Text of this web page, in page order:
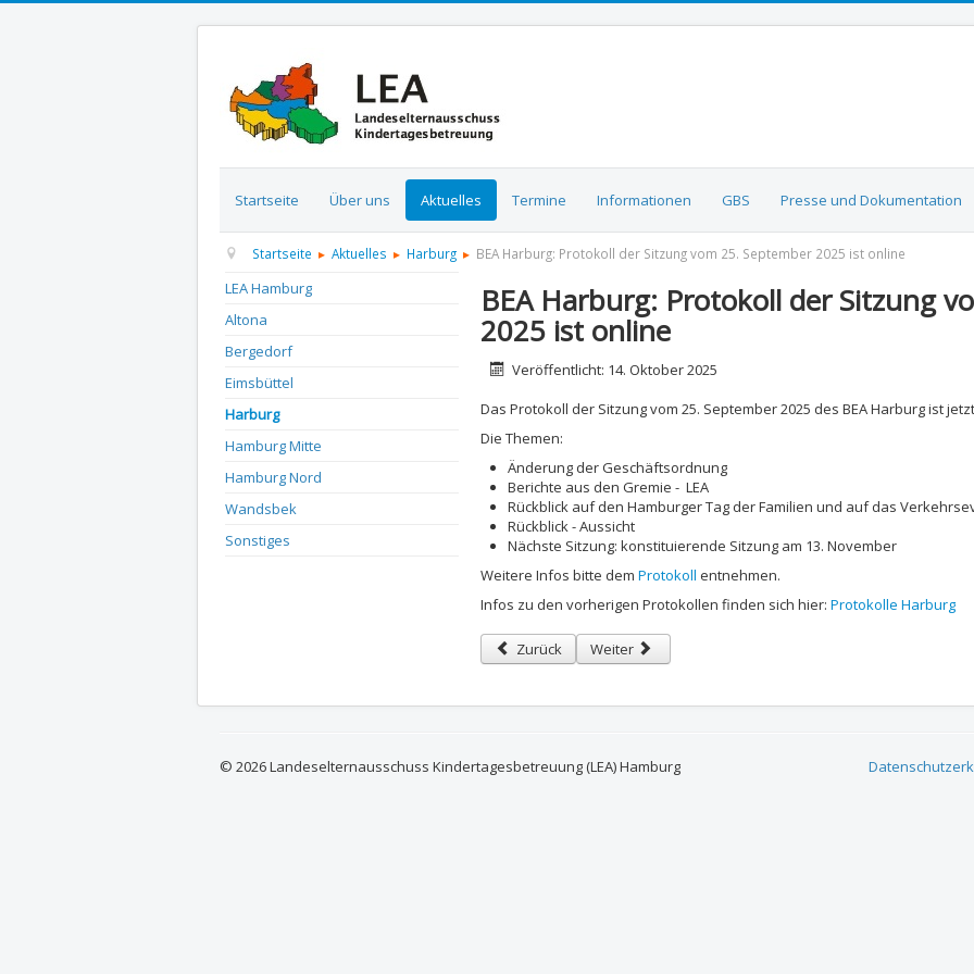
Startseite Über uns Aktuelles Termine Informationen GBS Presse und Dokumentation
Startseite Aktuelles Harburg BEA Harburg: Protokoll der Sitzung vom 25. September 2025 ist online
LEA Hamburg
Altona
Bergedorf
Eimsbüttel
Harburg
Hamburg Mitte
Hamburg Nord
Wandsbek
Sonstiges
BEA Harburg: Protokoll der Sitzung
2025 ist online
DetailsVeröffentlicht: 14. Oktober 2025
Das Protokoll der Sitzung vom 25. September 2025 des BEA Harburg ist
Die Themen:
Änderung der Geschäftsordnung
Berichte aus den Gremie - LEA
Rückblick auf den Hamburger Tag der Familien und auf das
Rückblick - Aussicht
Nächste Sitzung: konstituierende Sitzung am 13. November
Weitere Infos bitte dem Protokoll entnehmen.
Infos zu den vorherigen Protokollen finden sich hier: Protokolle Harburg
Vorheriger Beitrag: Einladung zur konstituierenden BEA Harburg Sitzung /
Zurück Nächster Beitrag: Willkommen im BEA Harburg -
Weiter
© 2026 Landeselternausschuss Kindertagesbetreuung (LEA) Hamburg